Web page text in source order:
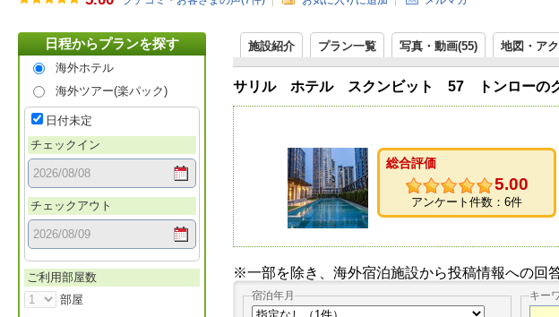
日程からプランを探す
海外ホテル
海外ツアー(楽パック)
日付未定
チェックイン
チェックアウト
ご利用部屋数
部屋
施設紹介 プラン一覧 写真・動画(55) 地図・ア
サリル ホテル スクンビット 57 トンローのク
総合評価
5.00
アンケート件数：6件
※一部を除き、海外宿泊施設から投稿情報への回
宿泊年月 キー